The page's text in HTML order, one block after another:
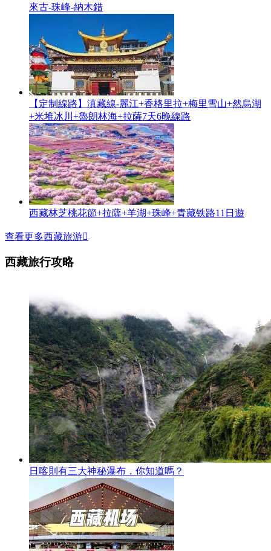
來古-珠峰-納木錯
【定制線路】滇藏線-麗江+香格里拉+梅里雪山+然烏湖
+米堆冰川+魯朗林海+拉薩7天6晚線路
西藏林芝桃花節+拉薩+羊湖+珠峰+青藏铁路11日遊
查看更多西藏旅游
西藏旅行攻略
日喀則有三大神秘瀑布，你知道嗎？